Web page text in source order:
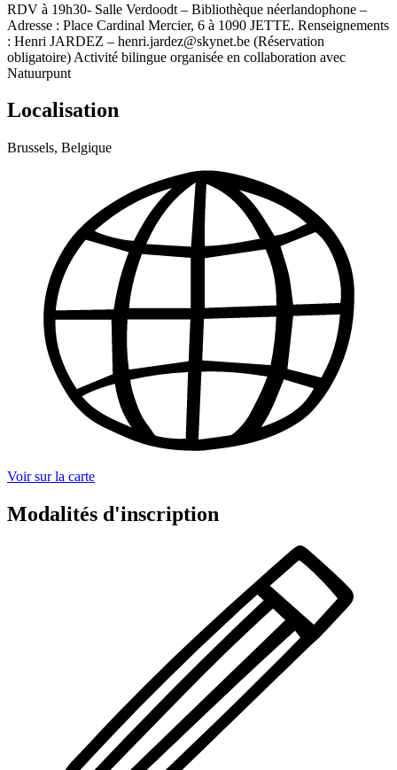
RDV à 19h30- Salle Verdoodt – Bibliothèque néerlandophone –
Adresse : Place Cardinal Mercier, 6 à 1090 JETTE. Renseignements
: Henri JARDEZ – henri.jardez@skynet.be (Réservation
obligatoire) Activité bilingue organisée en collaboration avec
Natuurpunt
Localisation
Brussels, Belgique
Voir sur la carte
Modalités d'inscription